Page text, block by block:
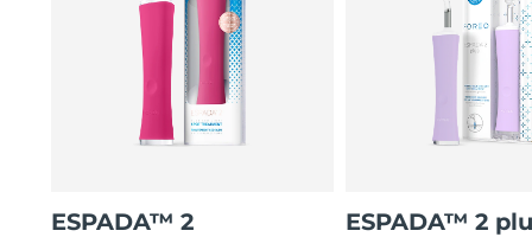
ESPADA™ 2 ESPADA™ 2